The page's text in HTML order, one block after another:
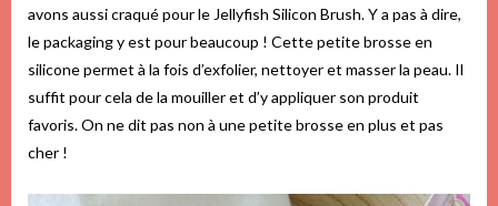
avons aussi craqué pour le Jellyfish Silicon Brush. Y a pas à dire,
le packaging y est pour beaucoup ! Cette petite brosse en
silicone permet à la fois d’exfolier, nettoyer et masser la peau. Il
suffit pour cela de la mouiller et d’y appliquer son produit
favoris. On ne dit pas non à une petite brosse en plus et pas
cher !